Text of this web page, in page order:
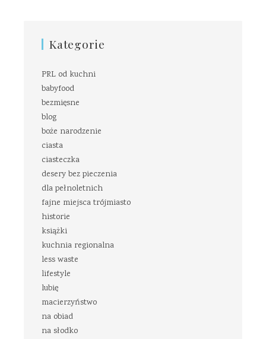
Kategorie
PRL od kuchni
babyfood
bezmięsne
blog
boże narodzenie
ciasta
ciasteczka
desery bez pieczenia
dla pełnoletnich
fajne miejsca trójmiasto
historie
książki
kuchnia regionalna
less waste
lifestyle
lubię
macierzyństwo
na obiad
na słodko